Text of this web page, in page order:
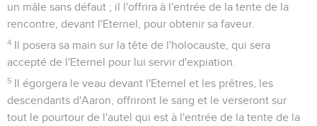
un mâle sans défaut ; il l'offrira à l'entrée de la tente de la
rencontre, devant l'Eternel, pour obtenir sa faveur.
4 Il posera sa main sur la tête de l'holocauste, qui sera
accepté de l'Eternel pour lui servir d'expiation.
5 Il égorgera le veau devant l'Eternel et les prêtres, les
descendants d'Aaron, offriront le sang et le verseront sur
tout le pourtour de l'autel qui est à l'entrée de la tente de la